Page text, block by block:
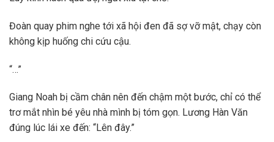
Đoàn quay phim nghe tới xã hội đen đã sợ vỡ mật, chạy còn
không kịp huống chi cứu cậu.
“…”
Giang Noah bị cầm chân nên đến chậm một bước, chỉ có thể
trơ mắt nhìn bé yêu nhà mình bị tóm gọn. Lương Hàn Văn
đúng lúc lái xe đến: “Lên đây.”